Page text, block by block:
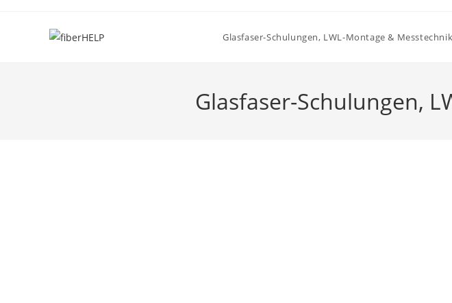
Glasfaser-Schulungen, LWL-Montage & Messtechnik
Glasfaser-Schulungen,